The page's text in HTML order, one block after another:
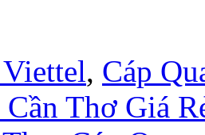
, Cáp
Thơ Giá